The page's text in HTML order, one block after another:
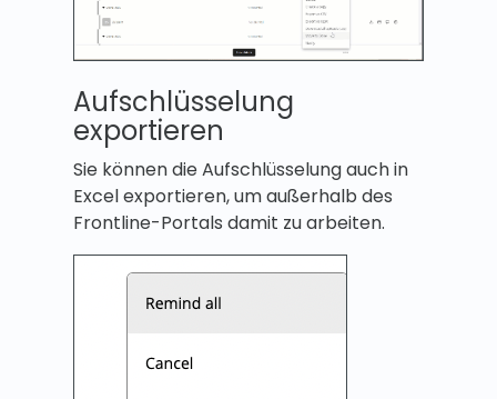
Aufschlüsselung
exportieren
Sie können die Aufschlüsselung auch in
Excel exportieren, um außerhalb des
Frontline-Portals damit zu arbeiten.